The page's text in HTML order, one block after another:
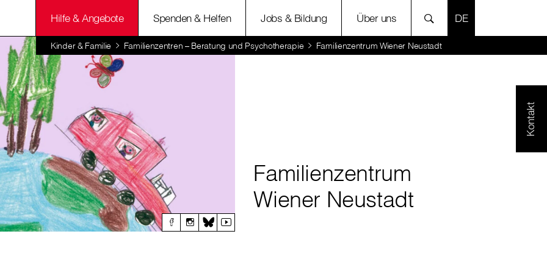
Hilfe & Angebote Spenden & Helfen Jobs & Bildung Über uns SPRACHE
Kinder & Familie Familienzentren – Beratung und Psychotherapie Familienzentrum Wiener Neustadt
Kontakt
Familienzentrum
Wiener Neustadt